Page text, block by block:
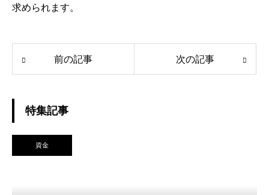
求められます。
前の記事 次の記事
特集記事
資金